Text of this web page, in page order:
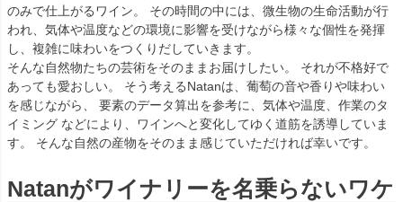
のみで仕上がるワイン。 その時間の中には、微生物の生命活動が行
われ、気体や温度などの環境に影響を受けながら様々な個性を発揮
し、複雑に味わいをつくりだしていきます。
そんな自然物たちの芸術をそのままお届けしたい。 それが不格好で
あっても愛おしい。 そう考えるNatanは、葡萄の音や香りや味わい
を感じながら、 要素のデータ算出を参考に、気体や温度、作業のタ
イミング などにより、ワインへと変化してゆく道筋を誘導していま
す。 そんな自然の産物をそのまま感じていただければ幸いです。
Natanがワイナリーを名乗らないワケ